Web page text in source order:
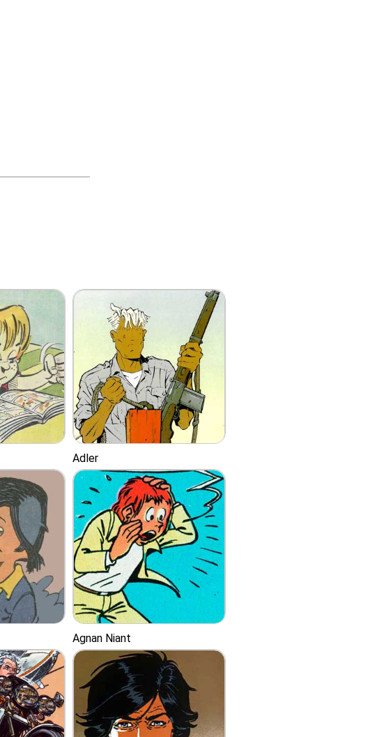
Adler
Agnan Niant